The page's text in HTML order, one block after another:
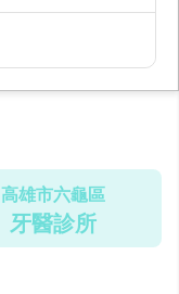
高雄市六龜區
牙醫診所